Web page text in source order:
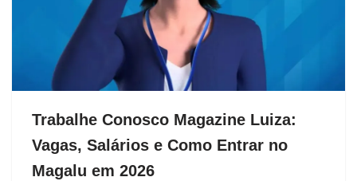
Trabalhe Conosco Magazine Luiza:
Vagas, Salários e Como Entrar no
Magalu em 2026